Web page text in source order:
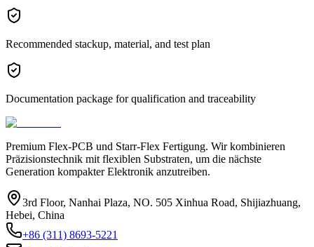
Recommended stackup, material, and test plan
Documentation package for qualification and traceability
Premium Flex-PCB und Starr-Flex Fertigung. Wir kombinieren
Präzisionstechnik mit flexiblen Substraten, um die nächste
Generation kompakter Elektronik anzutreiben.
3rd Floor, Nanhai Plaza, NO. 505 Xinhua Road, Shijiazhuang,
Hebei, China
+86 (311) 8693-5221